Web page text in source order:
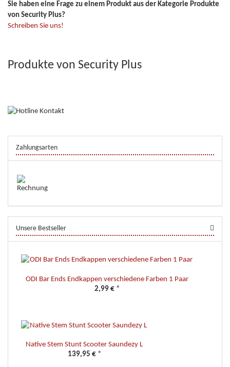
Sie haben eine Frage zu einem Produkt aus der Kategorie Produkte
von Security Plus?
Schreiben Sie uns!
Produkte von Security Plus
Zahlungsarten
Unsere Bestseller
ODI Bar Ends Endkappen verschiedene Farben 1 Paar
2,99 € *
Native Stem Stunt Scooter Saundezy L
139,95 € *